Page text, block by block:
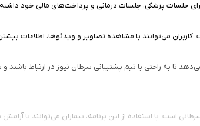
جلسات پزشکی، جلسات درمانی و پرداخت‌های مالی خود
می‌توانند با مشاهده تصاویر و ویدئوها، اطلاعات
تا به راحتی با تیم پشتیبانی سرطان نیوز در ارتباط
است. با استفاده از این برنامه، بیماران می‌توانند با